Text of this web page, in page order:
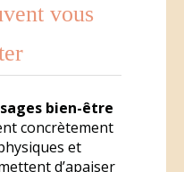
vous
bien-être
concrètement
et
d’apaiser